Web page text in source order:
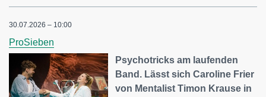
30.07.2026 – 10:00
ProSieben
Psychotricks am laufenden
Band. Lässt sich Caroline Frier
von Mentalist Timon Krause in